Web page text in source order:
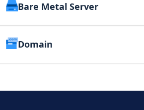
Bare Metal Server
Domain